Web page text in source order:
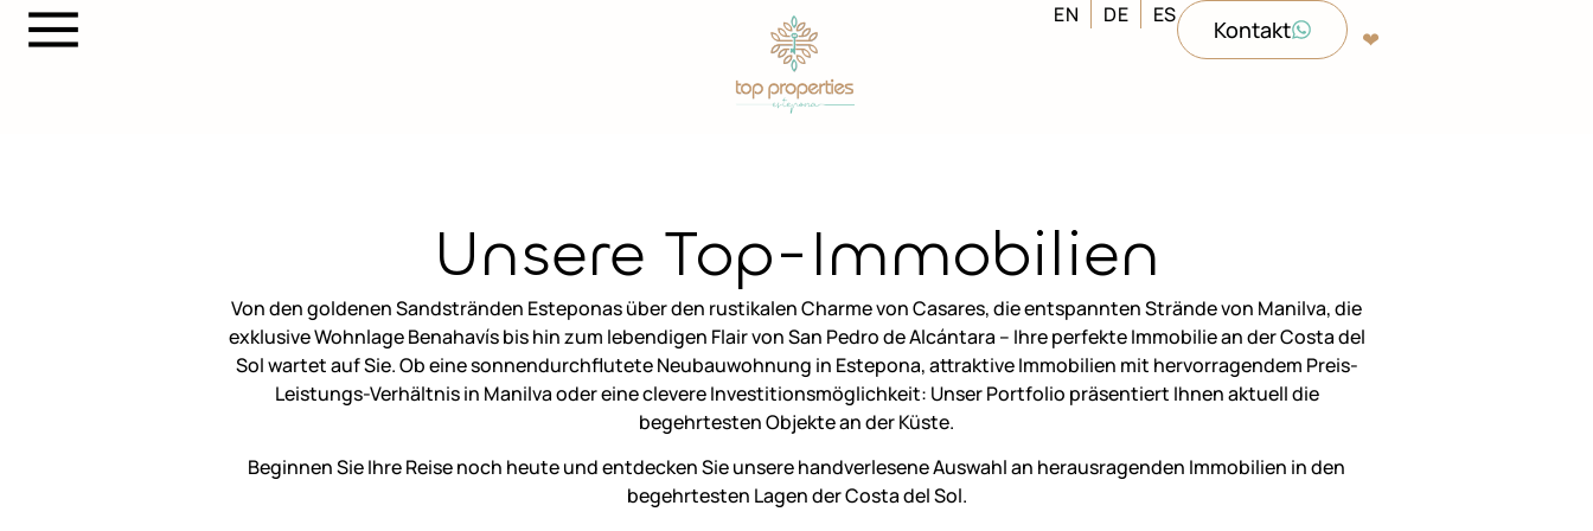
EN DE ES
Kontakt ❤︎‬
Unsere Top-Immobilien
Von den goldenen Sandstränden Esteponas über den rustikalen Charme von Casares, die entspannten Strände von Manilva, die
exklusive Wohnlage Benahavís bis hin zum lebendigen Flair von San Pedro de Alcántara – Ihre perfekte Immobilie an der Costa del
Sol wartet auf Sie. Ob eine sonnendurchflutete Neubauwohnung in Estepona, attraktive Immobilien mit hervorragendem Preis-
Leistungs-Verhältnis in Manilva oder eine clevere Investitionsmöglichkeit: Unser Portfolio präsentiert Ihnen aktuell die
begehrtesten Objekte an der Küste.
Beginnen Sie Ihre Reise noch heute und entdecken Sie unsere handverlesene Auswahl an herausragenden Immobilien in den
begehrtesten Lagen der Costa del Sol.